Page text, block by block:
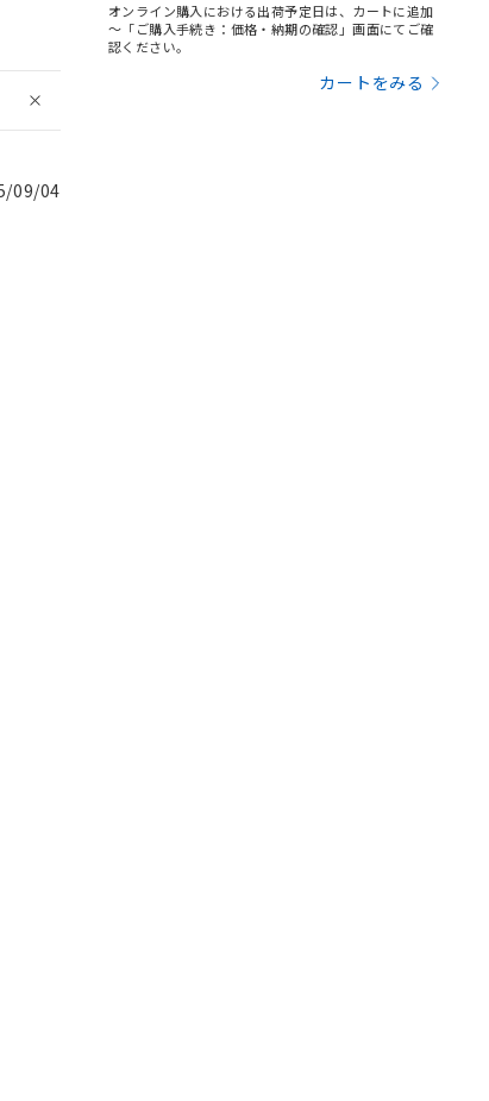
09/04
オンライン購入における出荷予定日は、カートに追加
～「ご購入手続き：価格・納期の確認」画面にてご確
認ください。
カートをみる
せん。